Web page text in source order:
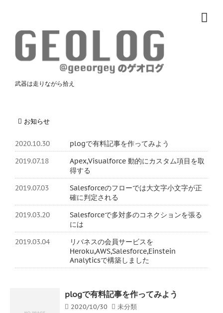
武器は走りながら拾え
お知らせ
2020.10.30
plogで有料記事を作ってみよう
2019.07.18
Apex,Visualforce 動的にカスタム項目を取
得する
2019.07.03
Salesforceのフローでは大文字小文字が正
確に判定される
2019.03.20
Salesforceで多対多のコネクションを張る
には
2019.03.04
リバネスの会員サービスを
Heroku,AWS,Salesforce,Einstein
Analyticsで構築しました
plogで有料記事を作ってみよう
2020/10/30
未分類